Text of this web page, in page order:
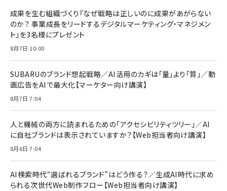
￥1,100
anan(アンアン)2026/07/08号 No.2502[2026
￥880
ママ投資家が育休中に１億貯めた株式投資
組織の成果を最大化する ルールのデザイン
￥1,980
Amazonランキングをもっと見る
すい ガイド枠付き いPhone17 (6.3インチ) 対応
2枚セット DSP25F1698
￥1,599
￥6,980
全ワイヤレスイヤホン/アクティブノイズキャンセリ
技術基準適合】ブラック
￥5,990
ケーブル Anker絡まないケーブル 240W 結束バン
ド付き USB PD対応 シリコン素材採用 iPhone
17 / 16 / 15 / Galaxy iPad Pro MacBook
Pro/Air 各種対応 (1.8m ミッドナイトブラック)
￥1,890
￥5,000
Anker PowerLine III Flow USB-C & USB-C
Pro/Air 各種対応 (1.8m ミッドナイトブラック)
￥1,890
サッポロ 生ビール 黒ラベル 350ml 缶 24本 ビー
ル ケース買い【6/30応募〆切! 黒ラベルビヤセラー
￥4,857
成果を生む組織づくり『なぜ戦略は正しいのに成果があがらない
のか？ 事業成長をリードするデジタルマーケティング・マネジメン
ト』を3名様にプレゼント
8月7日 10:00
SUBARUのブランド想起戦略／AI活用のカギは「量」より「質」／動
画広告をAIで最大化【マーケター向け講演】
8月7日 7:04
人と機械の両方に読まれるための「アクセシビリティツリー」／AI
に自社ブランドは表示されていますか？【Web担当者向け講演】
8月6日 7:04
AI検索時代“選ばれるブランド”はどう作る？／生成AI時代に求め
られる次世代Web制作フロー【Web担当者向け講演】